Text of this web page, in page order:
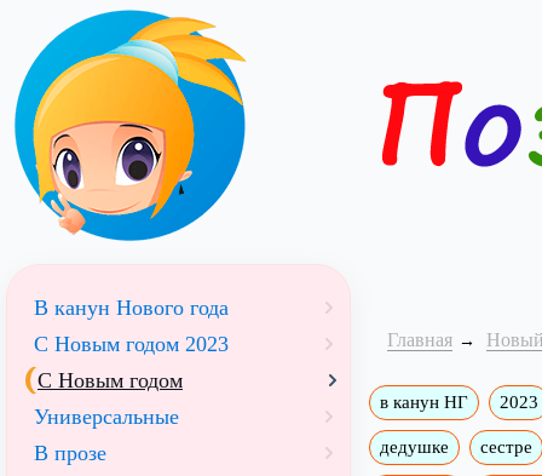
Главная
в канун НГ 2023
дедушке сестре
В канун Нового года
С Новым годом 2023
С Новым годом
Универсальные
В прозе